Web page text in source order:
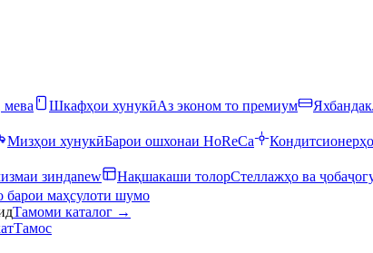
Шкафҳои хунукӣАз эконом то премиум Яхбандак
Мизҳои хунукӣБарои ошхонаи HoReCa Кондитсионерҳо
зиндаnew Нақшакаши толорСтеллажҳо ва
барои маҳсулоти шумо
Тамоми каталог →
Тамос